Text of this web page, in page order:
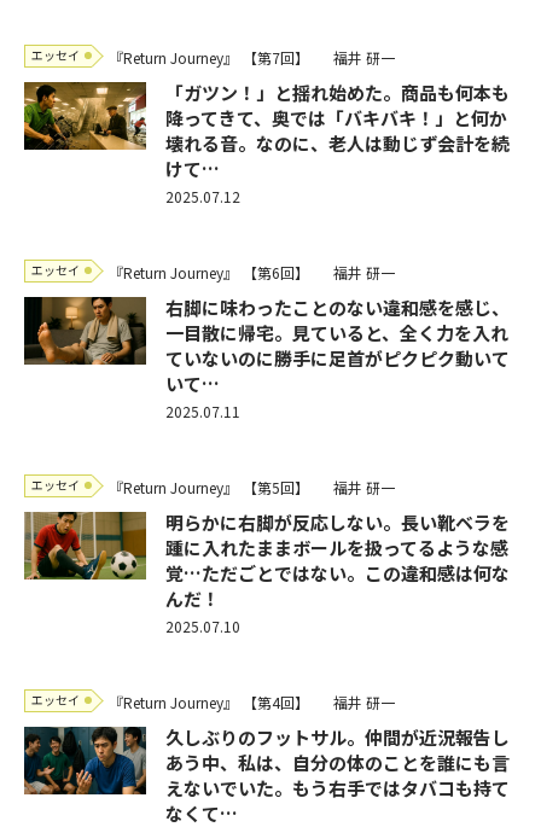
エッセイ 『Return Journey』 【第7回】 福井 研一
「ガツン！」と揺れ始めた。商品も何本も
降ってきて、奥では「バキバキ！」と何か
壊れる音。なのに、老人は動じず会計を続
けて…
2025.07.12
エッセイ 『Return Journey』 【第6回】 福井 研一
右脚に味わったことのない違和感を感じ、
一目散に帰宅。見ていると、全く力を入れ
ていないのに勝手に足首がピクピク動いて
いて…
2025.07.11
エッセイ 『Return Journey』 【第5回】 福井 研一
明らかに右脚が反応しない。長い靴ベラを
踵に入れたままボールを扱ってるような感
覚…ただごとではない。この違和感は何な
んだ！
2025.07.10
エッセイ 『Return Journey』 【第4回】 福井 研一
久しぶりのフットサル。仲間が近況報告し
あう中、私は、自分の体のことを誰にも言
えないでいた。もう右手ではタバコも持て
なくて…